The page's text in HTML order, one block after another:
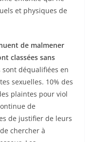
et physiques de
de malmener
classées sans
déqualifiées en
sexuelles. 10% des
plaintes pour viol
de
de justifier de leurs
chercher à